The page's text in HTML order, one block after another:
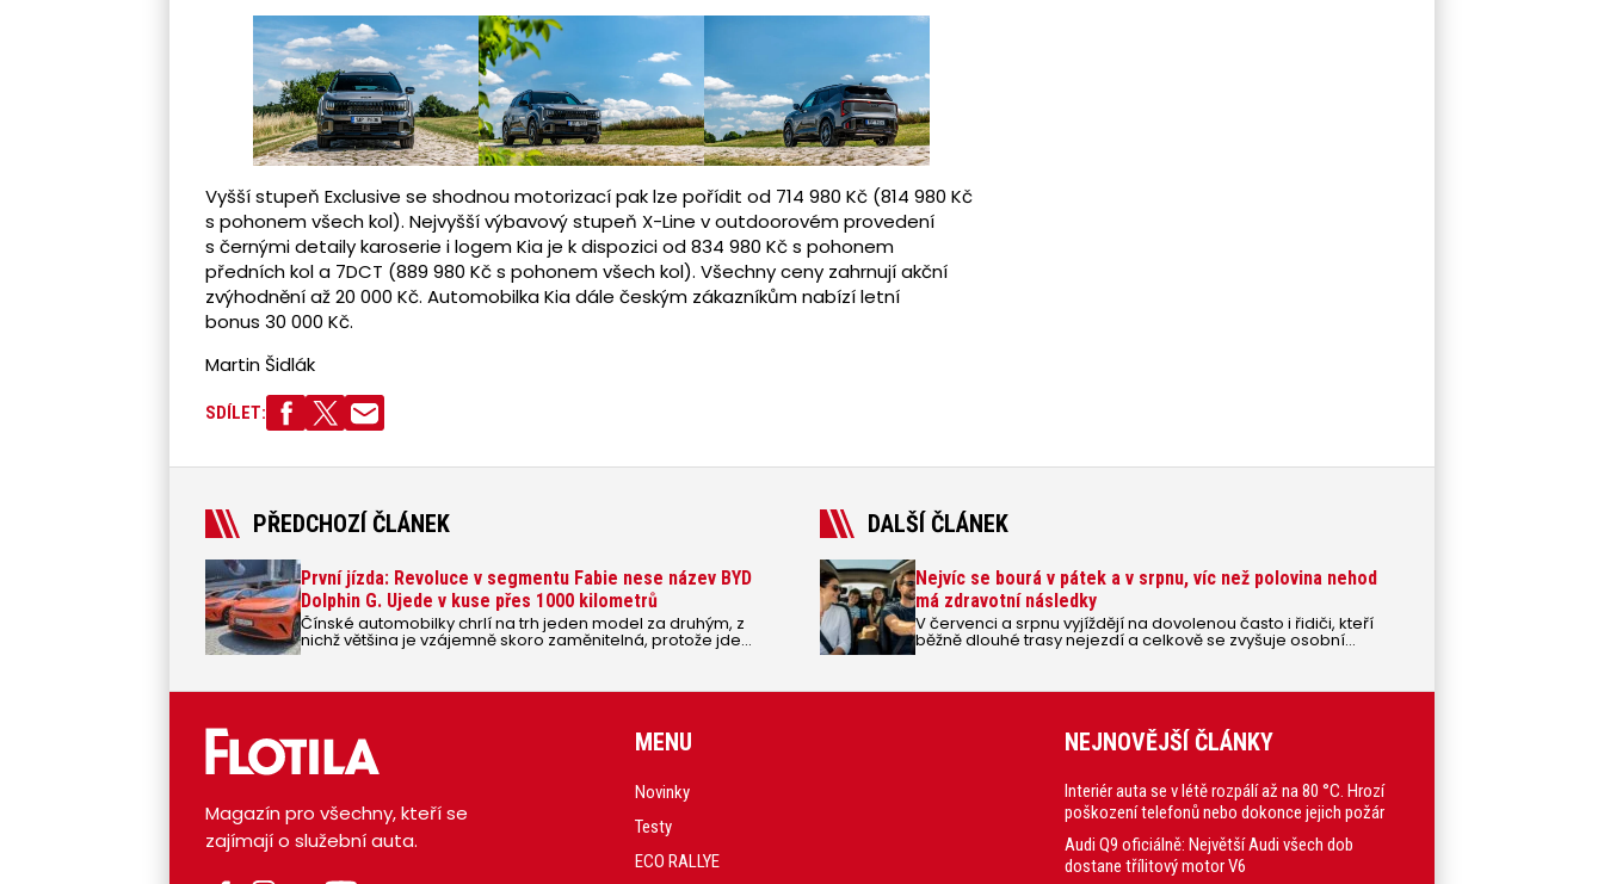
Vyšší stupeň Exclusive se shodnou motorizací pak lze pořídit od 714 980 Kč (814 980 Kč
s pohonem všech kol). Nejvyšší výbavový stupeň X-Line v outdoorovém provedení
s černými detaily karoserie i logem Kia je k dispozici od 834 980 Kč s pohonem
předních kol a 7DCT (889 980 Kč s pohonem všech kol). Všechny ceny zahrnují akční
zvýhodnění až 20 000 Kč. Automobilka Kia dále českým zákazníkům nabízí letní
bonus 30 000 Kč.
Martin Šidlák
SDÍLET:
PŘEDCHOZÍ ČLÁNEK
První jízda: Revoluce v segmentu Fabie nese název BYD
Dolphin G. Ujede v kuse přes 1000 kilometrů
Čínské automobilky chrlí na trh jeden model za druhým, z
nichž většina je vzájemně skoro zaměnitelná, protože jde
většinou o SUV velikostí mezi Karoqem a Kodiaqem.
protože se velmi vymyká všemu ostatnímu, co je na trhu k
jako první a jediný model v této třídě plug-in hybridní pohon s
dojezdem až 1020 kilometrů, z toho 100 jen na elektřinu. A to za
cenu od 599 900 Kč.
DALŠÍ ČLÁNEK
Nejvíc se bourá v pátek a v srpnu, víc než polovina nehod
má zdravotní následky
V červenci a srpnu vyjíždějí na dovolenou často i řidiči, kteří
běžně dlouhé trasy nejezdí a celkově se zvyšuje osobní
doprava hlavně ve směru na ji republiky a dál. S tím roste i
Magazín pro všechny, kteří se
zajímají o služební auta.
MENU
Novinky
Testy
ECO RALLYE
NEJNOVĚJŠÍ ČLÁNKY
Interiér auta se v létě rozpálí až na 80 °C. Hrozí
poškození telefonů nebo dokonce jejich požár
Audi Q9 oficiálně: Největší Audi všech dob
dostane třílitový motor V6